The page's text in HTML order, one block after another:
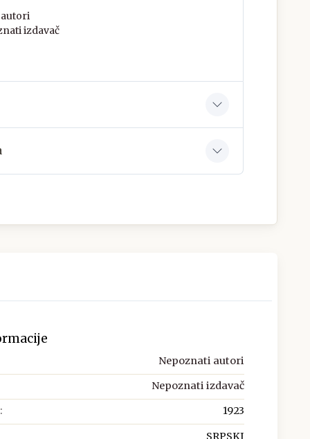
izdavač
Nepoznati autori
Nepoznati izdavač
1923
SRPSKI